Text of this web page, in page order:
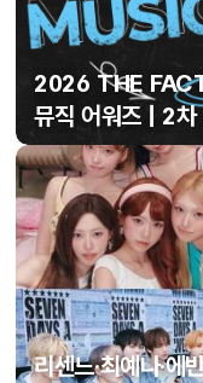
2026 THE
뮤직 어워즈 | 2차
리센느·최예나·에